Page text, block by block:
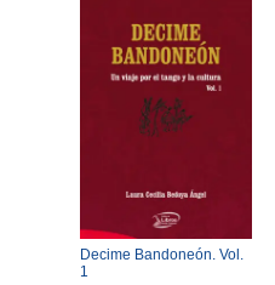
Decime Bandoneón. Vol.
1